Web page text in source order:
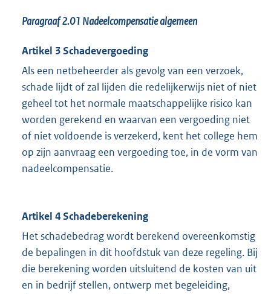
Paragraaf 2.01 Nadeelcompensatie algemeen
Artikel 3 Schadevergoeding
Als een netbeheerder als gevolg van een verzoek,
schade lijdt of zal lijden die redelijkerwijs niet of niet
geheel tot het normale maatschappelijke risico kan
worden gerekend en waarvan een vergoeding niet
of niet voldoende is verzekerd, kent het college hem
op zijn aanvraag een vergoeding toe, in de vorm van
nadeelcompensatie.
Artikel 4 Schadeberekening
Het schadebedrag wordt berekend overeenkomstig
de bepalingen in dit hoofdstuk van deze regeling. Bij
die berekening worden uitsluitend de kosten van uit
en in bedrijf stellen, ontwerp met begeleiding,